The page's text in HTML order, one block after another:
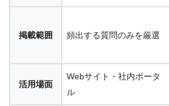
掲載範囲 頻出する質問のみを厳選
活用場面
Webサイト・社内ポータ
ル